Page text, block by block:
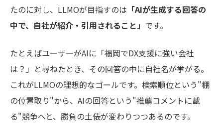
たのに対し、LLMOが目指すのは 「AIが生成する回答の
中で、自社が紹介・引用されること」 です。
たとえばユーザーがAIに「福岡でDX支援に強い会社
は？」と尋ねたとき、その回答の中に自社名が挙がる。
これがLLMOの理想的なゴールです。検索順位という"棚
の位置取り"から、AIの回答という"推薦コメントに載
る"競争へと、勝負の土俵が変わりつつあるのです。